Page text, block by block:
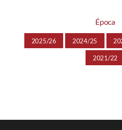
Época
2025/26 2024/25
2021/22